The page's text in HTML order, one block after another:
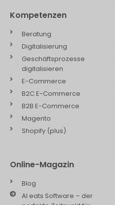
Kompetenzen
Beratung
Digitalisierung
Geschäftsprozesse
digitalisieren
E-Commerce
B2C E-Commerce
B2B E-Commerce
Magento
Shopify (plus)
Online-Magazin
Blog
AI eats Software – der